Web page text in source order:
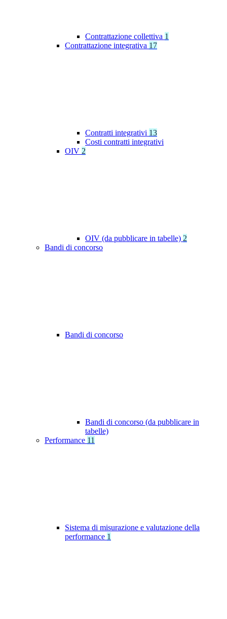
Contrattazione collettiva 1
Contrattazione integrativa 17
Contratti integrativi 13
Costi contratti integrativi
OIV 2
OIV (da pubblicare in tabelle) 2
Bandi di concorso
Bandi di concorso
Bandi di concorso (da pubblicare in
tabelle)
Performance 11
Sistema di misurazione e valutazione della
performance 1